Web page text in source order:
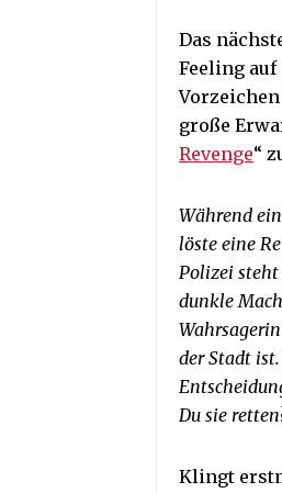
Das
Feeling auf
große
Revenge“
Während
löste eine
Polizei steht
dunkle
der Stadt
Du sie
Klingt